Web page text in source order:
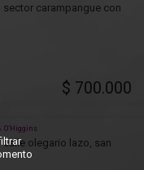
sector carampangue con
$ 700.000
O’Higgins
calle olegario lazo, san